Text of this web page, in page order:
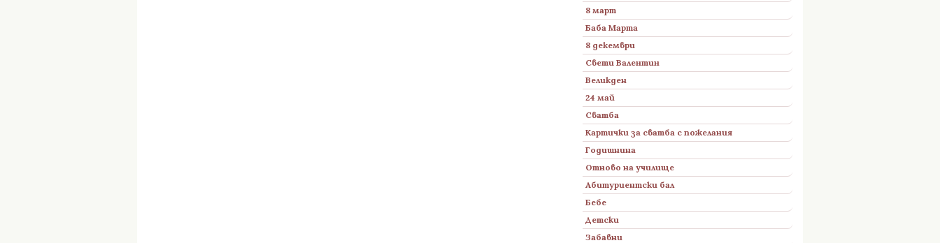
8 март
Баба Марта
8 декември
Свети Валентин
Великден
24 май
Сватба
Картички за сватба с пожелания
Годишнина
Отново на училище
Абитуриентски бал
Бебе
Детски
Забавни